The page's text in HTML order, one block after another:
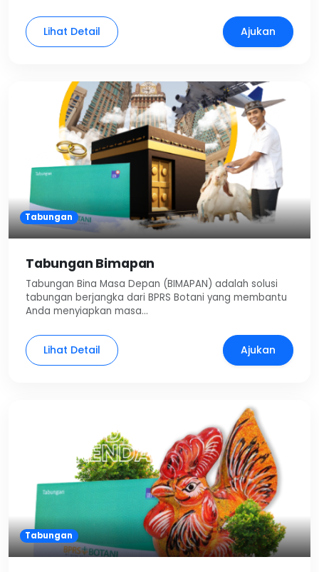
Lihat Detail Ajukan
Tabungan
Tabungan Bimapan
Tabungan Bina Masa Depan (BIMAPAN) adalah solusi
tabungan berjangka dari BPRS Botani yang membantu
Anda menyiapkan masa…
Lihat Detail Ajukan
Tabungan